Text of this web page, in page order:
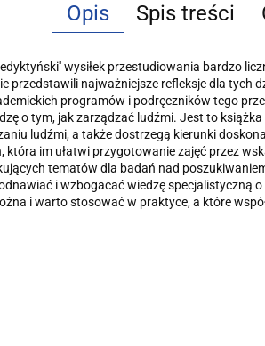
Opis Spis treści
wysiłek przestudiowania bardzo
przedstawili najważniejsze refleksje dla tych
programów i podręczników tego
o tym, jak zarządzać ludź­mi. Jest to
ludźmi, a także dostrzegą kierunki
która im ułatwi przygotowanie zajęć przez
tematów dla badań nad
i wzbogacać wiedzę specjalistyczną
i warto stosować w praktyce, a które